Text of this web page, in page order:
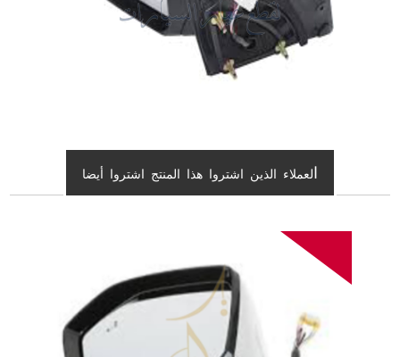
لعملاء الذين اشتروا هذا المنتج اشتروا أيضا